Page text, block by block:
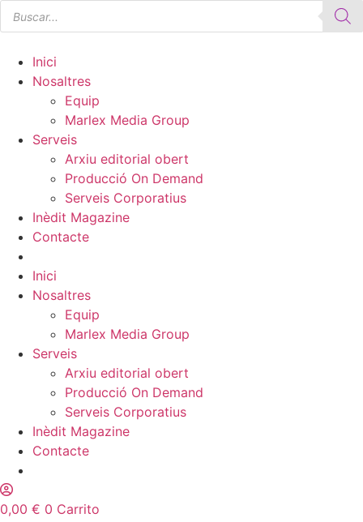
al
Búsqueda
de
productos
Inici
Nosaltres
Equip
Marlex Media Group
Serveis
Arxiu editorial obert
Producció On Demand
Serveis Corporatius
Inèdit Magazine
Contacte
Inici
Nosaltres
Equip
Marlex Media Group
Serveis
Arxiu editorial obert
Producció On Demand
Serveis Corporatius
Inèdit Magazine
Contacte
0,00 € 0 Carrito